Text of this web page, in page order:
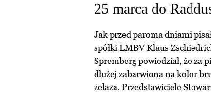
25 marca do
Jak przed paroma dniami
spółki LMBV Klaus
Spremberg powiedział, że za
dłużej zabarwiona na kolor
żelaza. Przedstawiciele